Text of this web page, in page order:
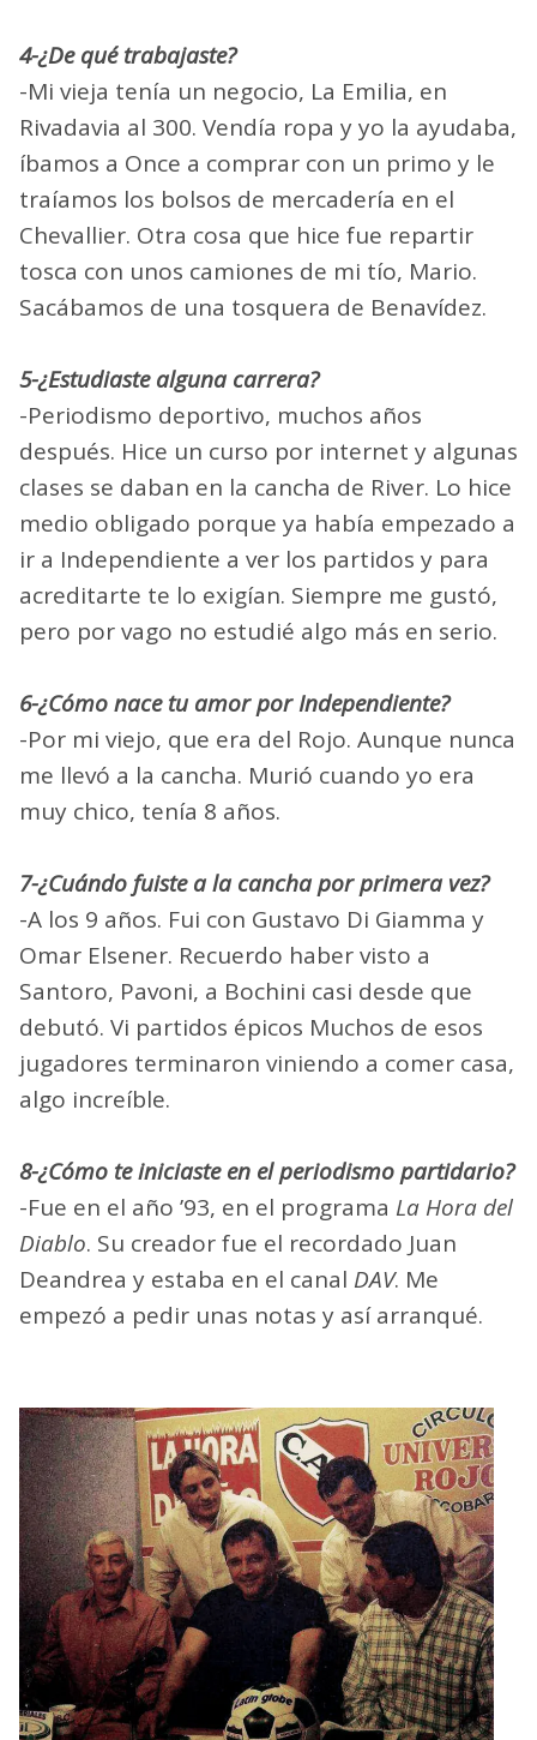
4-¿De qué trabajaste?
-Mi vieja tenía un negocio, La Emilia, en
Rivadavia al 300. Vendía ropa y yo la ayudaba,
íbamos a Once a comprar con un primo y le
traíamos los bolsos de mercadería en el
Chevallier. Otra cosa que hice fue repartir
tosca con unos camiones de mi tío, Mario.
Sacábamos de una tosquera de Benavídez.
5-¿Estudiaste alguna carrera?
-Periodismo deportivo, muchos años
después. Hice un curso por internet y algunas
clases se daban en la cancha de River. Lo hice
medio obligado porque ya había empezado a
ir a Independiente a ver los partidos y para
acreditarte te lo exigían. Siempre me gustó,
pero por vago no estudié algo más en serio.
6-¿Cómo nace tu amor por Independiente?
-Por mi viejo, que era del Rojo. Aunque nunca
me llevó a la cancha. Murió cuando yo era
muy chico, tenía 8 años.
7-¿Cuándo fuiste a la cancha por primera vez?
-A los 9 años. Fui con Gustavo Di Giamma y
Omar Elsener. Recuerdo haber visto a
Santoro, Pavoni, a Bochini casi desde que
debutó. Vi partidos épicos Muchos de esos
jugadores terminaron viniendo a comer casa,
algo increíble.
8-¿Cómo te iniciaste en el periodismo partidario?
-Fue en el año ’93, en el programa La Hora del
Diablo. Su creador fue el recordado Juan
Deandrea y estaba en el canal DAV. Me
empezó a pedir unas notas y así arranqué.